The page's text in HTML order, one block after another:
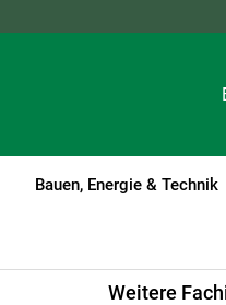
Bauen, Energie & Technik
Weitere